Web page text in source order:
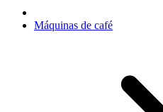
Máquinas de café